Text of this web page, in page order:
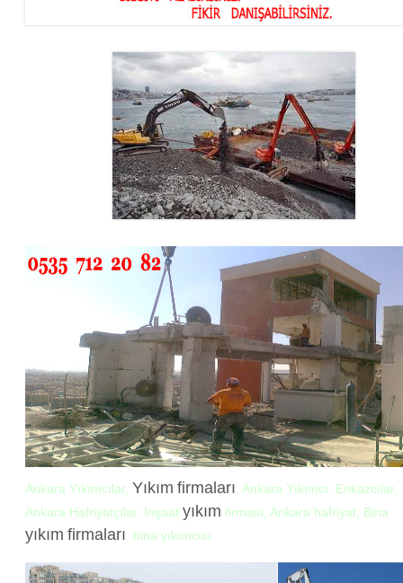
Ankara Yıkımcılar, Yıkım firmaları, Ankara Yıkımcı, Enkazcılar,
Ankara Hafriyatçılar, İnşaat yıkım firması, Ankara hafriyat, Bina
yıkım firmaları, bina yıkımcısı